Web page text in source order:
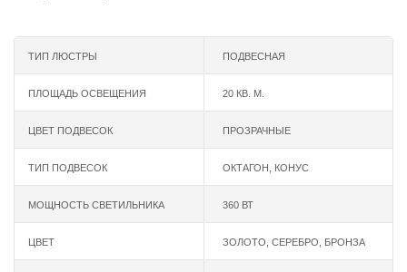
ТИП ЛЮСТРЫ ПОДВЕСНАЯ
ПЛОЩАДЬ ОСВЕЩЕНИЯ 20 КВ. М.
ЦВЕТ ПОДВЕСОК ПРОЗРАЧНЫЕ
ТИП ПОДВЕСОК ОКТАГОН, КОНУС
МОЩНОСТЬ СВЕТИЛЬНИКА 360 ВТ
ЦВЕТ ЗОЛОТО СЕРЕБРО БРОНЗА